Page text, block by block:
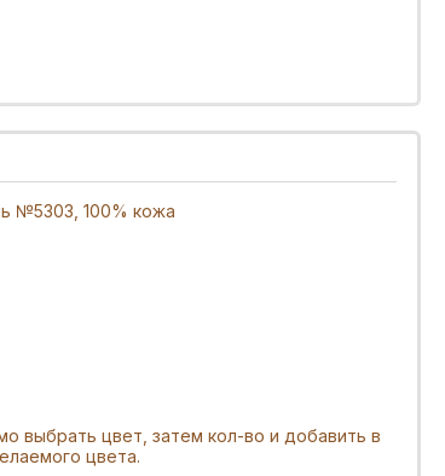
№5303, 100% кожа
выбрать цвет, затем кол-во и добавить в
цвета.